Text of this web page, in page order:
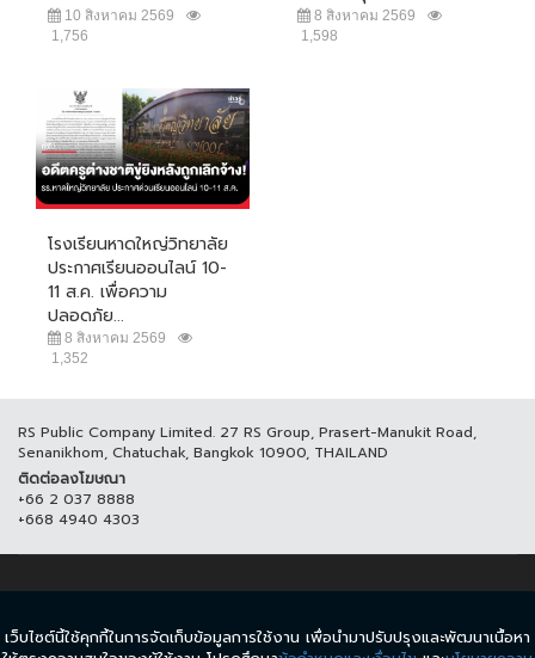
10 สิงหาคม 2569
1,756
8 สิงหาคม 2569
1,598
โรงเรียนหาดใหญ่วิทยาลัย
ประกาศเรียนออนไลน์ 10-
11 ส.ค. เพื่อความ
ปลอดภัย...
8 สิงหาคม 2569
1,352
RS Public Company Limited. 27 RS Group, Prasert-Manukit Road,
Senanikhom, Chatuchak, Bangkok 10900, THAILAND
ติดต่อลงโฆษณา
+66 2 037 8888
+668 4940 4303
© COPYRIGHT 2017 THAICH8.COM, ALL RIGHT RESERVED.
ข้อกำหนดและเงื่อนไข นโยบายความเป็นส่วนตัว
เว็บไซต์นี้ใช้คุกกี้ในการจัดเก็บข้อมูลการใช้งาน เพื่อนำมาปรับปรุงและพัฒนาเนื้อหา